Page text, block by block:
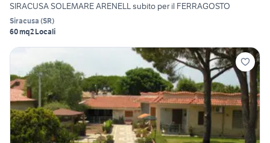
SIRACUSA SOLEMARE ARENELL subito per il FERRAGOSTO
Siracusa (SR)
60 mq2 Locali